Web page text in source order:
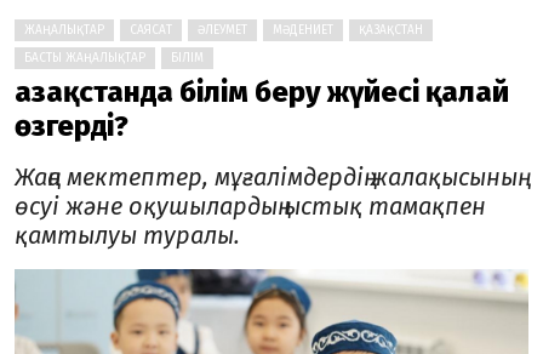
ЖАҢАЛЫҚТАР САЯСАТ ӘЛЕУМЕТ МӘДЕНИЕТ
ҚАЗАҚСТАН
БАСТЫ ЖАҢАЛЫҚТАР
БІЛІМ
Қазақстанда білім беру жүйесі қалай
өзгерді?
Жаңа мектептер, мұғалімдердің жалақысының
өсуі және оқушылардың ыстық тамақпен
қамтылуы туралы.